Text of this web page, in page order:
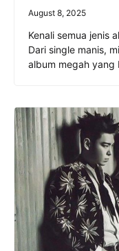
August 8, 2025
Kenali semua jenis
Dari single manis,
album megah yang